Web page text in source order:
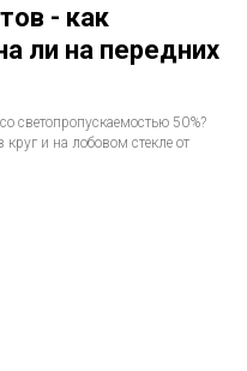
- как
ли на передних
светопропускаемостью 50%?
и на лобовом стекле от